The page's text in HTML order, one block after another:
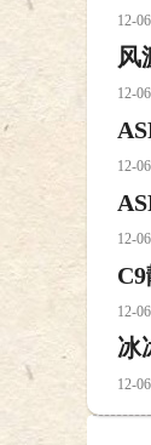
12-
风
12-
12-
12-
12-
冰
12-